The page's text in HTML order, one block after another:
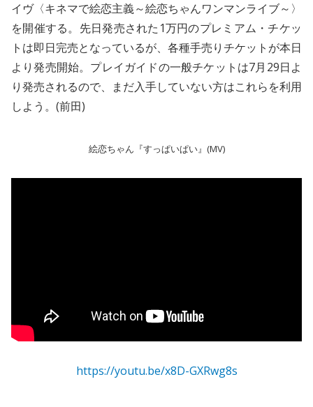
イヴ〈キネマで絵恋主義～絵恋ちゃんワンマンライブ～〉
を開催する。先日発売された1万円のプレミアム・チケッ
トは即日完売となっているが、各種手売りチケットが本日
より発売開始。プレイガイドの一般チケットは7月29日よ
り発売されるので、まだ入手していない方はこれらを利用
しよう。(前田)
絵恋ちゃん『すっぱいぱい』(MV)
https://youtu.be/x8D-GXRwg8s